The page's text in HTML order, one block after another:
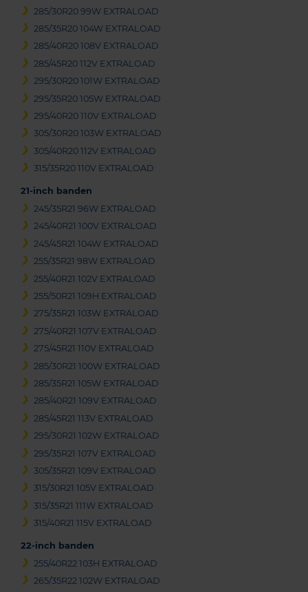
285/30R20 99W EXTRALOAD
285/35R20 104W EXTRALOAD
285/40R20 108V EXTRALOAD
285/45R20 112V EXTRALOAD
295/30R20 101W EXTRALOAD
295/35R20 105W EXTRALOAD
295/40R20 110V EXTRALOAD
305/30R20 103W EXTRALOAD
305/40R20 112V EXTRALOAD
315/35R20 110V EXTRALOAD
21-inch banden
245/35R21 96W EXTRALOAD
245/40R21 100V EXTRALOAD
245/45R21 104W EXTRALOAD
255/35R21 98W EXTRALOAD
255/40R21 102V EXTRALOAD
255/50R21 109H EXTRALOAD
275/35R21 103W EXTRALOAD
275/40R21 107V EXTRALOAD
275/45R21 110V EXTRALOAD
285/30R21 100W EXTRALOAD
285/35R21 105W EXTRALOAD
285/40R21 109V EXTRALOAD
285/45R21 113V EXTRALOAD
295/30R21 102W EXTRALOAD
295/35R21 107V EXTRALOAD
305/35R21 109V EXTRALOAD
315/30R21 105V EXTRALOAD
315/35R21 111W EXTRALOAD
315/40R21 115V EXTRALOAD
22-inch banden
255/40R22 103H EXTRALOAD
265/35R22 102W EXTRALOAD